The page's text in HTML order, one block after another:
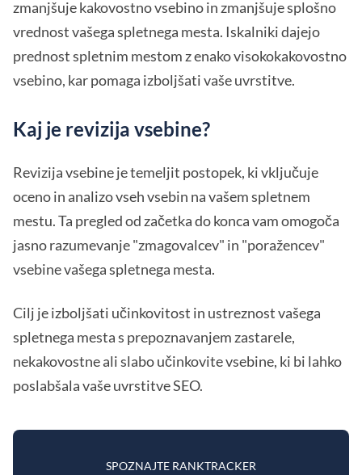
zmanjšuje kakovostno vsebino in zmanjšuje splošno
vrednost vašega spletnega mesta. Iskalniki dajejo
prednost spletnim mestom z enako visokokakovostno
vsebino, kar pomaga izboljšati vaše uvrstitve.
Kaj je revizija vsebine?
Revizija vsebine je temeljit postopek, ki vključuje
oceno in analizo vseh vsebin na vašem spletnem
mestu. Ta pregled od začetka do konca vam omogoča
jasno razumevanje "zmagovalcev" in "poražencev"
vsebine vašega spletnega mesta.
Cilj je izboljšati učinkovitost in ustreznost vašega
spletnega mesta s prepoznavanjem zastarele,
nekakovostne ali slabo učinkovite vsebine, ki bi lahko
poslabšala vaše uvrstitve SEO.
SPOZNAJTE RANKTRACKER